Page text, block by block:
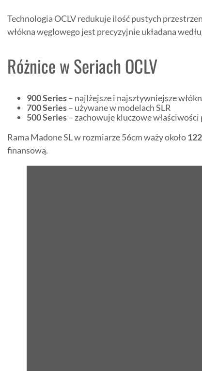
Technologia OCLV redukuje ilość pustych
włókna węglowego jest precyzyjnie układana
Różnice w Seriach OCLV
900 Series– najlżejsze i najsztywniejsze
700 Series– używane w modelach SLR
500 Series– zachowuje kluczowe
Rama Madone SL w rozmiarze 56cm waży około
finansową.